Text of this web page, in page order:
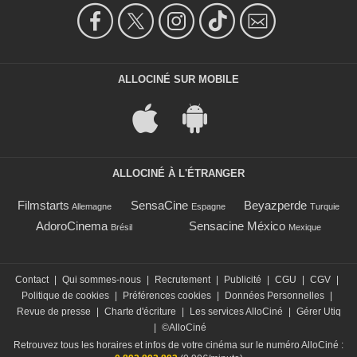
ALLOCINÉ SUR MOBILE
ALLOCINÉ À L'ÉTRANGER
Filmstarts Allemagne SensaCine Espagne Beyazperde Turquie
AdoroCinema Brésil Sensacine México Mexique
Contact Qui sommes-nous Recrutement Publicité CGU CGV
Politique de cookies
Préférences cookies Données Personnelles
Revue de presse
Charte d'écriture Les services AlloCiné
Gérer Utiq
©AlloCiné
Retrouvez tous les horaires et infos de votre cinéma sur le numéro AlloCiné :